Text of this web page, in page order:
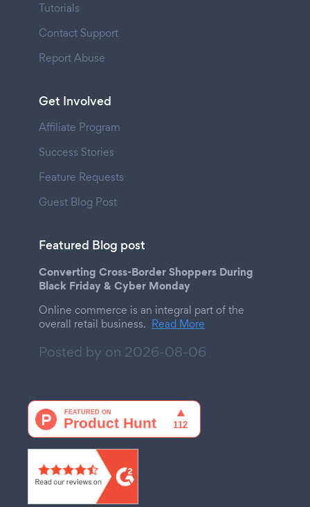
Tutorials
Contact Support
Report Abuse
Get Involved
Affiliate Program
Success Stories
Feature Requests
Guest Blog Post
Featured Blog post
Converting Cross-Border Shoppers During
Black Friday & Cyber Monday
Online commerce is an integral part of the
overall retail business. Read More
Posted by on 2026-08-06